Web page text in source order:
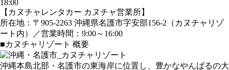
18:00
【カヌチャレンタカー カヌチャ営業所】
所在地：〒905-2263 沖縄県名護市字安部156-2（カヌチャリゾ
ート内）／営業時間：9:00～16:00
■カヌチャリゾート 概要
沖縄本島北部・名護市の東海岸に位置し、豊かなやんばるの大